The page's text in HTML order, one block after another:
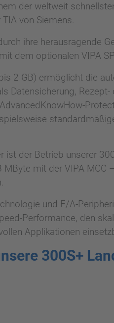
der weltweit
von Siemens.
ihre herausragende
dem optionalen VIPA
2 GB) ermöglicht die
Datensicherung,
der Betrieb unserer
mit der VIPA
und E/A-
Performance, den
Applikationen
300S+